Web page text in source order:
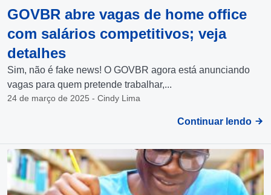
GOVBR abre vagas de home office
com salários competitivos; veja
detalhes
Sim, não é fake news! O GOVBR agora está anunciando
vagas para quem pretende trabalhar,...
24 de março de 2025 - Cindy Lima
Continuar lendo